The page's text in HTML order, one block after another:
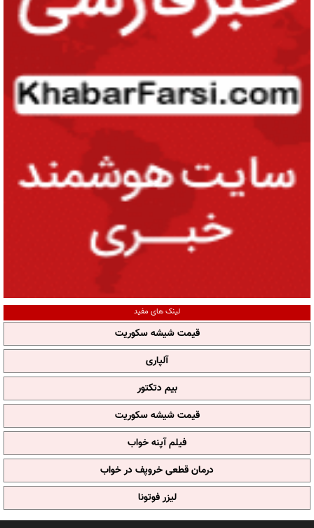
لینک های مفید
قیمت شیشه سکوریت
آلپاری
بیم دتکتور
قیمت شیشه سکوریت
فیلم آپنه خواب
درمان قطعی خروپف در خواب
لیزر فوتونا